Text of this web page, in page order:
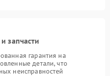
запчасти
гарантия на
детали, что
неисправностей